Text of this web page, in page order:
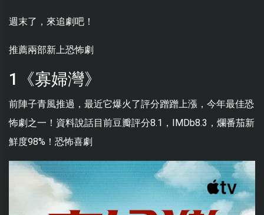
週末了，來追劇吧！
推薦兩部新上恐怖劇
1《寡婦灣》
前陣子青風推過，最近它爆火了評分蹭蹭上漲，今年最佳恐
怖劇之一！資料說話目前豆瓣評分8.1，IMDb8.3，爛番茄新
鮮度98%！恐怖喜劇